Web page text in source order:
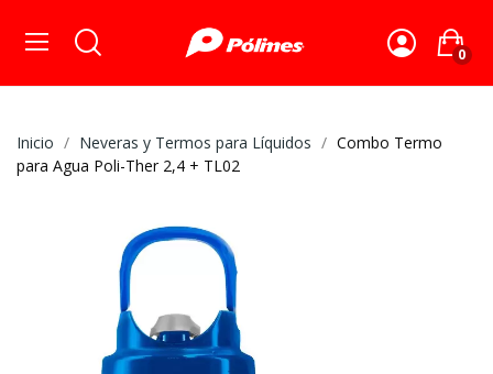
0
Inicio Neveras y Termos para Líquidos
Combo Termo
para Agua Poli-Ther 2,4 + TL02